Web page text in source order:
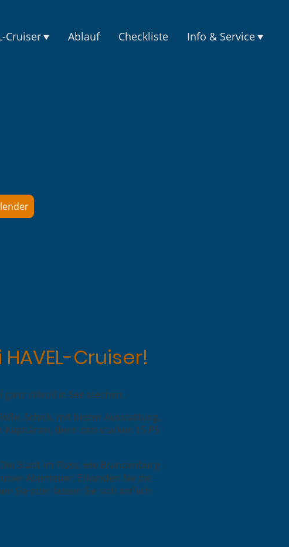
Cruiser Ablauf Checkliste Info & Service
Cruiser!
stilvoll in See stechen.
Schick, mit bester Ausstattung,
denn den starken 15 PS
Stadt im Fluss, wie Brandenburg
Abenteuer. Erkunden Sie die
Sie oder lassen Sie sich einfach